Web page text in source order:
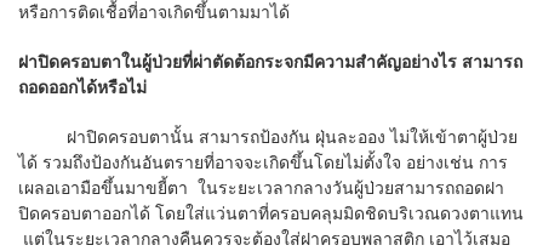
หรือการติดเชื้อที่อาจเกิดขึ้นตามมาได้
ฝาปิดครอบตาในผู้ป่วยที่ผ่าตัดต้อกระจกมีความสำคัญอย่างไร สามารถ
ถอดออกได้หรือไม่
ฝาปิดครอบตานั้น สามารถป้องกัน ฝุ่นละออง ไม่ให้เข้าตาผู้ป่วย
ได้ รวมถึงป้องกันอันตรายที่อาจจะเกิดขึ้นโดยไม่ตั้งใจ อย่างเช่น การ
เผลอเอามือขึ้นมาขยี้ตา ในระยะเวลากลางวันผู้ป่วยสามารถถอดฝา
ปิดครอบตาออกได้ โดยใส่แว่นตาที่ครอบคลุมมิดชิดบริเวณดวงตาแทน
แต่ในระยะเวลากลางคืนควรจะต้องใส่ฝาครอบพลาสติก เอาไว้เสมอ